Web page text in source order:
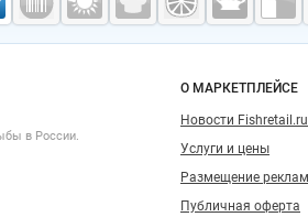
—
и контакты
в России.
Навигация по
О МАРКЕТПЛЕЙСЕ
Новости Fishretail.ru
Услуги и цены
Размещение
Публичная оферта